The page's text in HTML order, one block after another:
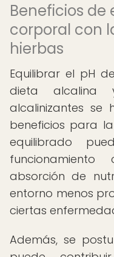
Beneficios de
corporal con
hierbas
Equilibrar el pH
dieta
alcalinizantes se
beneficios para
equilibrado
absorción de
entorno menos
ciertas
Además, se